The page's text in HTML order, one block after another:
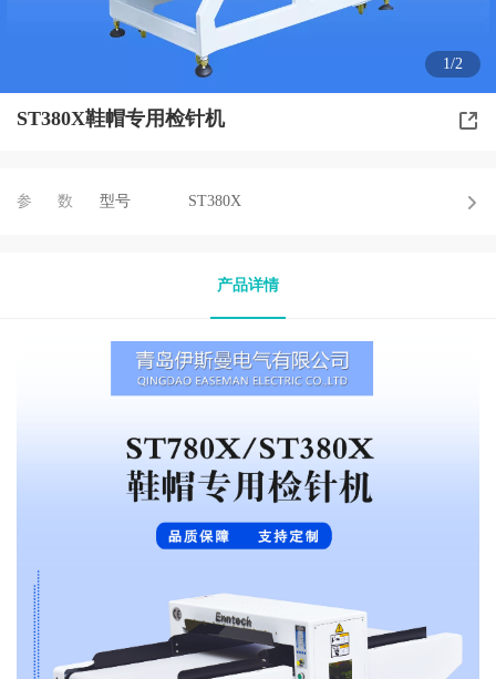
1/2
ST380X鞋帽专用检针机
参数 型号 ST380X
产品详情